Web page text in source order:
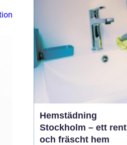
Hemstädning
Stockholm – ett rent
och fräscht hem